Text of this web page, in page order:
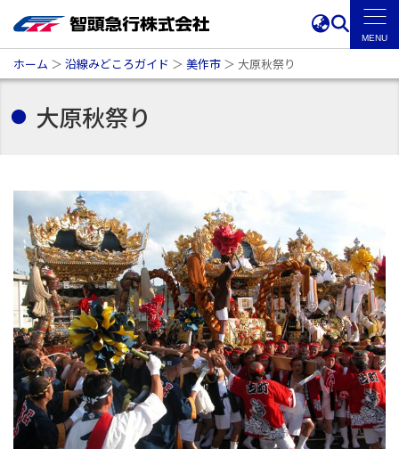
ホーム ＞ 沿線みどころガイド ＞ 美作市 ＞ 大原秋祭り
大原秋祭り